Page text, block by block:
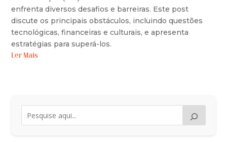
enfrenta diversos desafios e barreiras. Este post
discute os principais obstáculos, incluindo questões
tecnológicas, financeiras e culturais, e apresenta
estratégias para superá-los.
Ler Mais